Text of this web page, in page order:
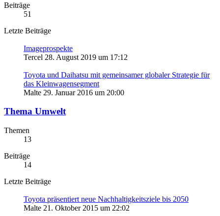
Beiträge
51
Letzte Beiträge
Imageprospekte
Tercel 28. August 2019 um 17:12
Toyota und Daihatsu mit gemeinsamer globaler Strategie für
das Kleinwagensegment
Malte 29. Januar 2016 um 20:00
Thema Umwelt
Themen
13
Beiträge
14
Letzte Beiträge
Toyota präsentiert neue Nachhaltigkeitsziele bis 2050
Malte 21. Oktober 2015 um 22:02